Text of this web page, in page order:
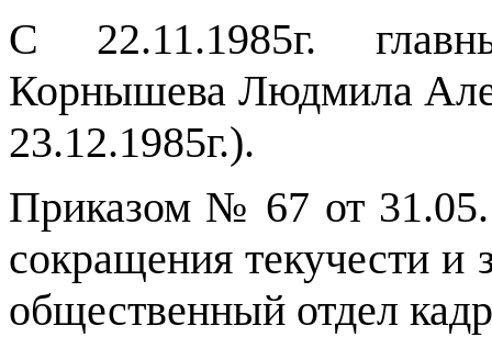
С 22.11.1985г.
Корнышева Людмила
23.12.1985г.).
Приказом № 67 от
сокращения текучести и
общественный отдел